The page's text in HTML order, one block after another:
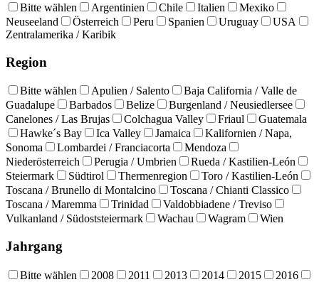
Bitte wählen Argentinien Chile Italien
Mexiko
Neuseeland
Österreich Peru Spanien Uruguay
USA
Zentralamerika / Karibik
Region
Bitte wählen Apulien / Salento
Baja California / Valle de
Guadalupe
Barbados Belize
Burgenland / Neusiedlersee
Canelones / Las Brujas
Colchagua Valley Friaul
Guatemala
Hawke´s Bay
Ica Valley Jamaica
Kalifornien / Napa,
Sonoma
Lombardei / Franciacorta
Mendoza
Niederösterreich
Perugia / Umbrien
Rueda / Kastilien-León
Steiermark
Südtirol Thermenregion
Toro / Kastilien-León
Toscana / Brunello di Montalcino
Toscana / Chianti Classico
Toscana / Maremma
Trinidad
Valdobbiadene / Treviso
Vulkanland / Südoststeiermark
Wachau Wagram Wien
Jahrgang
Bitte wählen 2008 2011 2013 2014 2015
2016